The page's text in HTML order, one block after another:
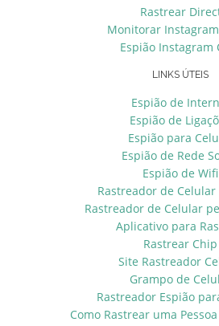
Rastrear
Monitorar
Espião Instagram
LINKS ÚTEIS
Espião de
Espião de
Espião para
Espião de Rede
Espião de Wifi
Rastreador de Celular
Rastreador de Celular
Aplicativo para
Rastrear Chip
Site Rastreador
Grampo de
Rastreador Espião
Como Rastrear uma